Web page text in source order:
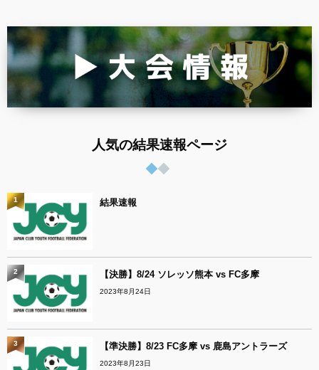
人気の結果速報ページ
結果速報
1
【決勝】8/24 ソレッソ熊本 vs FC多摩
2023年8月24日
2
【準決勝】8/23 FC多摩 vs 鹿島アントラーズ
2023年8月23日
3